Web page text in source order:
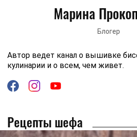
Марина
Блогер
Автор ведет канал о вышивке
кулинарии и о всем, чем живет.
Рецепты шефа